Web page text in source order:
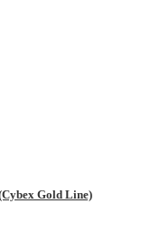
Gold Line)